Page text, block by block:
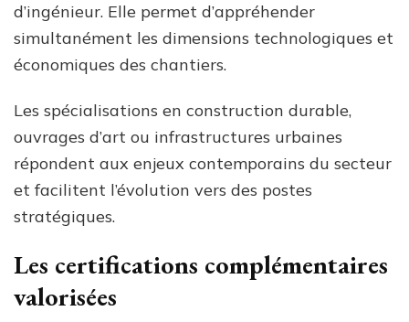
d’ingénieur. Elle permet d’appréhender
simultanément les dimensions technologiques et
économiques des chantiers.
Les spécialisations en construction durable,
ouvrages d’art ou infrastructures urbaines
répondent aux enjeux contemporains du secteur
et facilitent l’évolution vers des postes
stratégiques.
Les certifications complémentaires
valorisées